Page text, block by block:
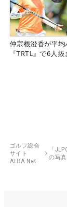
仲宗根澄香が平均
『TRTL』で6人抜
ゴルフ総合
サイト
ALBA Net
「
の写